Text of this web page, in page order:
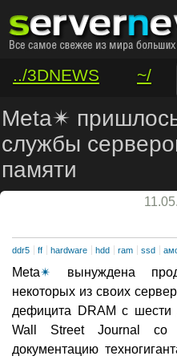
../3DNEWS ~/
/VAR/CONTACT
Meta✴
службы
памяти
ddr5 ff hardware hdd ram ssd
Meta✴ вынуждена
некоторых из своих
дефицита DRAM с
Wall Street Journal со
документацию